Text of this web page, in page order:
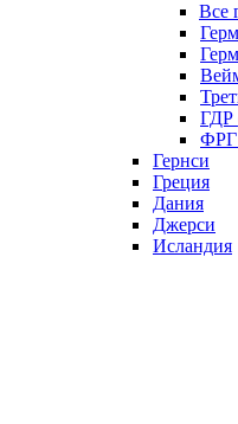
Все
ГДР
ФРГ
Гернси
Греция
Дания
Джерси
Исландия